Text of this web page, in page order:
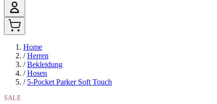
Home
/ Herren
/ Bekleidung
/ Hosen
/ 5-Pocket Parker Soft Touch
SALE